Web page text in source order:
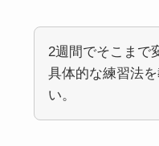
2週間でそこまで
具体的な練習法
い。